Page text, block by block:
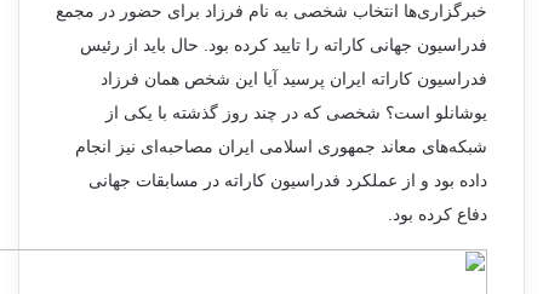
خبرگزاری‌ها انتخاب شخصی به نام فرزاد برای حضور در مجمع
فدراسیون جهانی کاراته را تایید کرده بود. حال باید از رئیس
فدراسیون کاراته ایران پرسید آیا این شخص همان فرزاد
یوشانلو است؟ شخصی که در چند روز گذشته با یکی از
شبکه‌های معاند جمهوری اسلامی ایران مصاحبه‌ای نیز انجام
داده بود و از عملکرد فدراسیون کاراته در مسابقات جهانی
دفاع کرده بود.